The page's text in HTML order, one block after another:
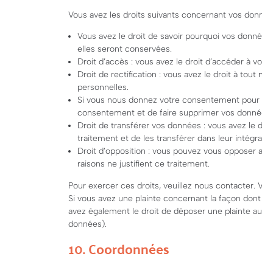
Vous avez les droits suivants concernant vos
Vous avez le droit de savoir pourquoi vos
elles seront conservées.
Droit d’accès : vous avez le droit d’accéder à
Droit de rectification : vous avez le droit à
personnelles.
Si vous nous donnez votre consentement
consentement et de faire supprimer vos
Droit de transférer vos données : vous avez le
traitement et de les transférer dans leur
Droit d’opposition : vous pouvez vous
raisons ne justifient ce traitement.
Pour exercer ces droits, veuillez nous contacter.
Si vous avez une plainte concernant la façon
avez également le droit de déposer une plainte
données).
10. Coordonnées